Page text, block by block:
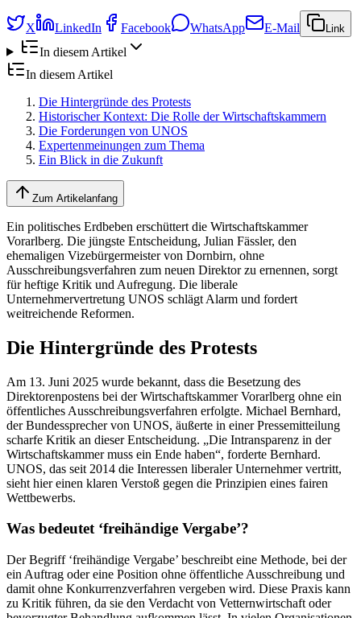
X LinkedIn Facebook WhatsApp E-Mail Link
In diesem Artikel
In diesem Artikel
Die Hintergründe des Protests
Historischer Kontext: Die Rolle der Wirtschaftskammern
Die Forderungen von UNOS
Expertenmeinungen zum Thema
Ein Blick in die Zukunft
Zum Artikelanfang
Ein politisches Erdbeben erschüttert die Wirtschaftskammer
Vorarlberg. Die jüngste Entscheidung, Julian Fässler, den
ehemaligen Vizebürgermeister von Dornbirn, ohne
Ausschreibungsverfahren zum neuen Direktor zu ernennen, sorgt
für heftige Kritik und Aufregung. Die liberale
Unternehmervertretung UNOS schlägt Alarm und fordert
weitreichende Reformen.
Die Hintergründe des Protests
Am 13. Juni 2025 wurde bekannt, dass die Besetzung des
Direktorenpostens bei der Wirtschaftskammer Vorarlberg ohne ein
öffentliches Ausschreibungsverfahren erfolgte. Michael Bernhard,
der Bundessprecher von UNOS, äußerte in einer Pressemitteilung
scharfe Kritik an dieser Entscheidung. „Die Intransparenz in der
Wirtschaftskammer muss ein Ende haben“, forderte Bernhard.
UNOS, das seit 2014 die Interessen liberaler Unternehmer vertritt,
sieht hier einen klaren Verstoß gegen die Prinzipien eines fairen
Wettbewerbs.
Was bedeutet ‘freihändige Vergabe’?
Der Begriff ‘freihändige Vergabe’ beschreibt eine Methode, bei der
ein Auftrag oder eine Position ohne öffentliche Ausschreibung und
damit ohne Konkurrenzverfahren vergeben wird. Diese Praxis kann
zu Kritik führen, da sie den Verdacht von Vetternwirtschaft oder